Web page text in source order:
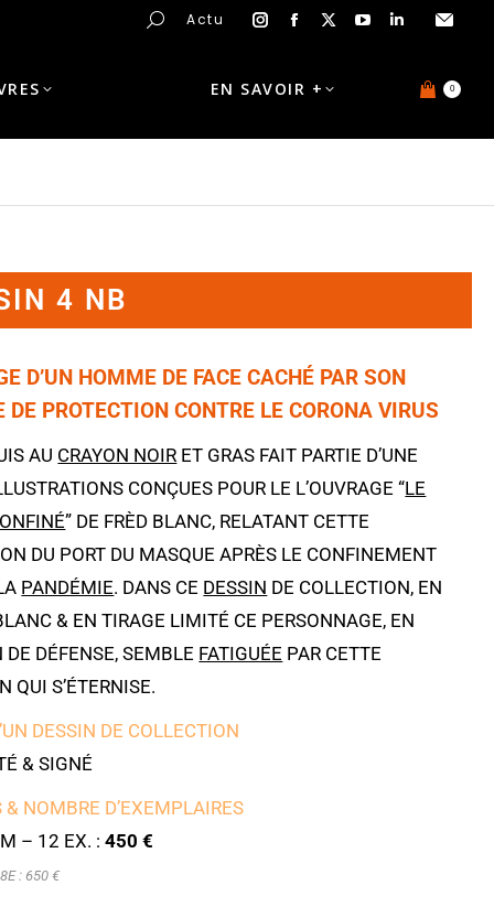
Actu
EN SAVOIR + 0
4 NB
D’UN HOMME DE FACE CACHÉ PAR SON
DE PROTECTION CONTRE LE CORONA VIRUS
AU CRAYON NOIR ET GRAS FAIT PARTIE D’UNE
CONÇUES POUR LE L’OUVRAGE “LE
” DE FRÈD BLANC, RELATANT CETTE
DU PORT DU MASQUE APRÈS LE CONFINEMENT
PANDÉMIE. DANS CE DESSIN DE COLLECTION, EN
& EN TIRAGE LIMITÉ CE PERSONNAGE, EN
DÉFENSE, SEMBLE FATIGUÉE PAR CETTE
QUI S’ÉTERNISE.
DESSIN DE COLLECTION
& SIGNÉ
& NOMBRE D’EXEMPLAIRES
– 12 EX. :450 €
: 650 €